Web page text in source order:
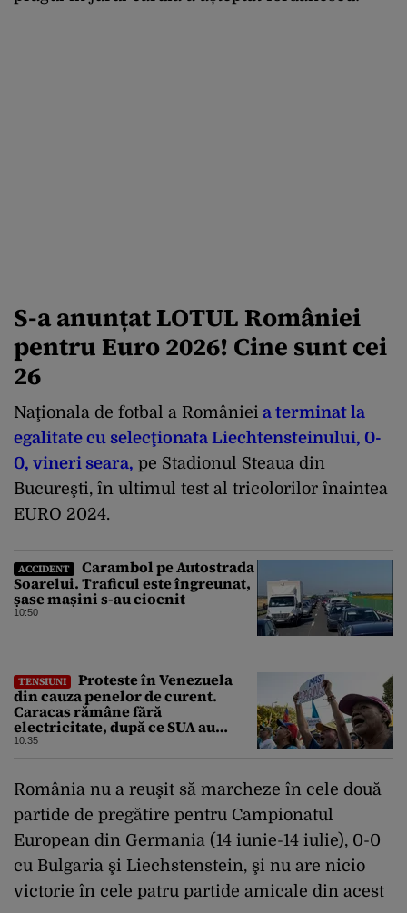
S-a anunțat LOTUL României
pentru Euro 2026! Cine sunt cei
26
Naţionala de fotbal a României a terminat la
egalitate cu selecţionata Liechtensteinului, 0-
0, vineri seara, pe Stadionul Steaua din
Bucureşti, în ultimul test al tricolorilor înaintea
EURO 2024.
ACCIDENT
Carambol pe Autostrada
Soarelui. Traficul este îngreunat,
șase mașini s-au ciocnit
10:50
TENSIUNI
Proteste în Venezuela
din cauza penelor de curent.
Caracas rămâne fără
electricitate, după ce SUA au
promis modernizarea rețelei
10:35
România nu a reuşit să marcheze în cele două
partide de pregătire pentru Campionatul
European din Germania (14 iunie-14 iulie), 0-0
cu Bulgaria şi Liechstenstein, şi nu are nicio
victorie în cele patru partide amicale din acest